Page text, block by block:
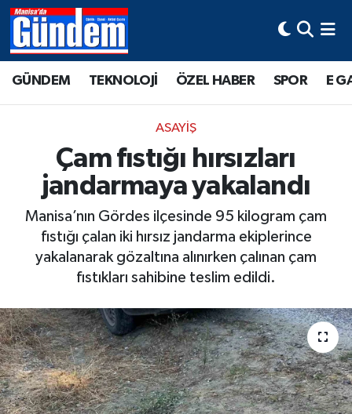
GÜNDEM TEKNOLOJİ ÖZEL HABER SPOR E
ASAYİŞ
Çam fıstığı hırsızları
jandarmaya yakalandı
Manisa’nın Gördes ilçesinde 95 kilogram çam
fıstığı çalan iki hırsız jandarma ekiplerince
yakalanarak gözaltına alınırken çalınan çam
fıstıkları sahibine teslim edildi.
Manisa Hava Durumu
Tüm Manşetler
Son Dakika Haberleri
Haber Arşivi